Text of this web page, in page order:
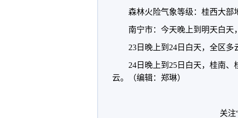
森林火险气象等级：桂西大部
南宁市：今天晚上到明天白
23日晚上到24日白天，全区多
24日晚上到25日白天，桂南
云。（编辑：郑琳）
关注